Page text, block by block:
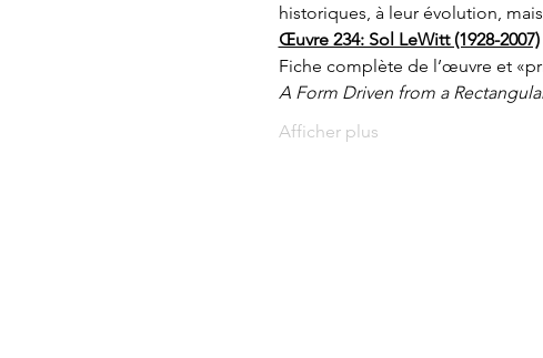
historiques, à leur évolution,
Œuvre 234: Sol LeWitt (1928-2007)
Fiche complète de l’œuvre et
A Form Driven from a
Afficher plus